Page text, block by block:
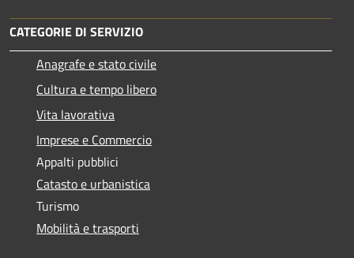
CATEGORIE DI SERVIZIO
Anagrafe e stato civile
Cultura e tempo libero
Vita lavorativa
Imprese e Commercio
Appalti pubblici
Catasto e urbanistica
Turismo
Mobilità e trasporti